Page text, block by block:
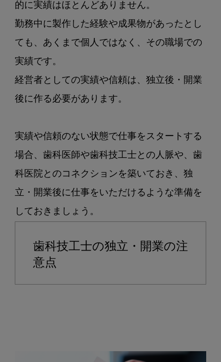
的に実績はほとんどありません。
勤務中に製作した経験や成果物があったとし
ても、あくまで個人ではなく、その職場での
実績です。
経営者としての実績や信頼は、独立後・開業
後に作る必要があります。
実績や信頼のない状態で仕事をスタートする
場合、歯科医師や歯科技工士との人脈や、歯
科医院とのコネクションを築いておき、独
立・開業後に仕事をいただけるような準備を
歯科技工士の独立・開業の注
意点